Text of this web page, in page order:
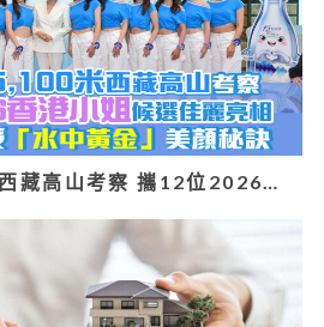
藏高山考察 攜12位2026…